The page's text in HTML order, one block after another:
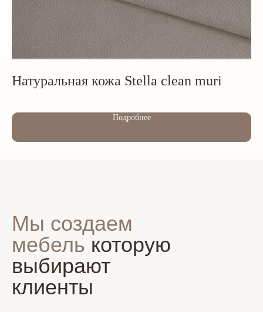
Натуральная кожа Stella clean muri
Подробнее
Мы создаем
мебель которую
выбирают
клиенты